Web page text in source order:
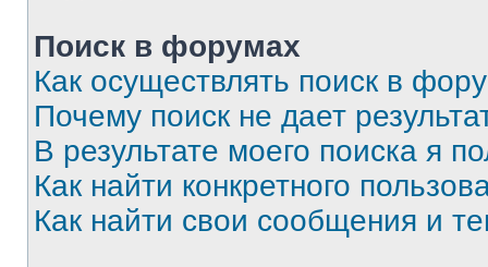
Поиск в форумах
Как осуществлять поиск в
Почему поиск не дает
В результате моего поиска я
Как найти конкретного
Как найти свои сообщения и